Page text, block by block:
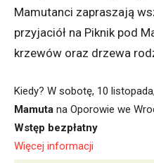
Mamutanci zapraszają
przyjaciół na Piknik pod
krzewów oraz drzewa
Kiedy? W sobotę, 10
Mamuta na Oporowie we
Wstęp bezpłatny
Więcej informacji